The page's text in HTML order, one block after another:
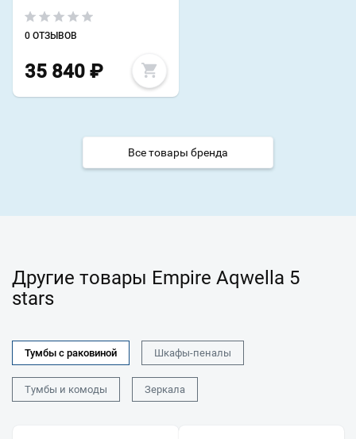
0 ОТЗЫВОВ
35 840 ₽
Все товары бренда
Другие товары Empire Aqwella 5
stars
Тумбы с раковиной Шкафы-пеналы
Тумбы и комоды Зеркала